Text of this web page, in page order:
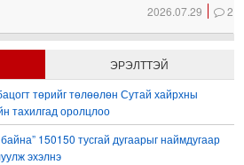
2026.07.29 2
ЭРЭЛТТЭЙ
төрийг төлөөлөн Сутай хайрхны
тахилгад оролцлоо
150150 тусгай дугаарыг наймдугаар
эхэлнэ